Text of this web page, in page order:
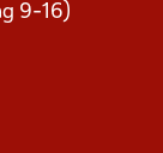
9-16)